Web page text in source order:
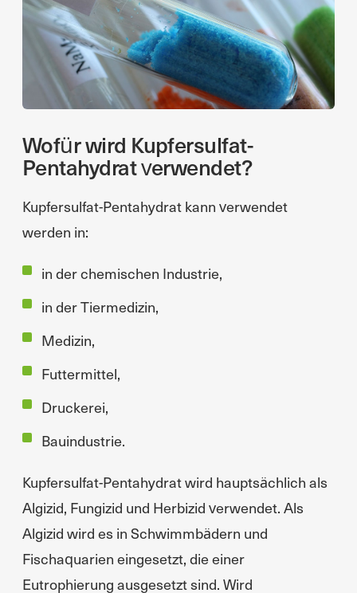
Wofür wird Kupfersulfat-
Pentahydrat verwendet?
Kupfersulfat-Pentahydrat kann verwendet
werden in:
in der chemischen Industrie,
in der Tiermedizin,
Medizin,
Futtermittel,
Druckerei,
Bauindustrie.
Kupfersulfat-Pentahydrat wird hauptsächlich als
Algizid, Fungizid und Herbizid verwendet. Als
Algizid wird es in Schwimmbädern und
Fischaquarien eingesetzt, die einer
Eutrophierung ausgesetzt sind. Wird